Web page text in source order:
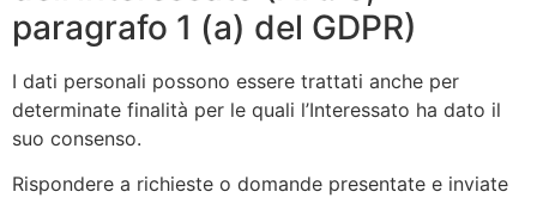
paragrafo 1 (a) del GDPR)
I dati personali possono essere trattati anche per
determinate finalità per le quali l’Interessato ha dato il
suo consenso.
Rispondere a richieste o domande presentate e inviate